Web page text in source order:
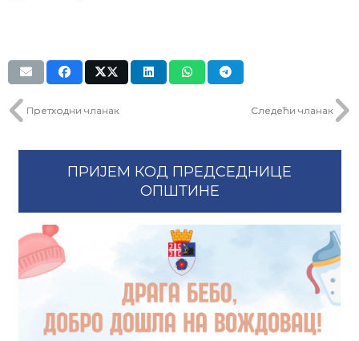
Претходни чланак Следећи чланак
ПРИЈЕМ КОД ПРЕДСЕДНИЦЕ
ОПШТИНЕ